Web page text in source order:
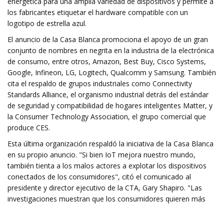
los fabricantes etiquetar el hardware compatible con un
logotipo de estrella azul.
El anuncio de la Casa Blanca promociona el apoyo de un gran
conjunto de nombres en negrita en la industria de la electrónica
de consumo, entre otros, Amazon, Best Buy, Cisco Systems,
Google, Infineon, LG, Logitech, Qualcomm y Samsung. También
cita el respaldo de grupos industriales como Connectivity
Standards Alliance, el organismo industrial detrás del estándar
de seguridad y compatibilidad de hogares inteligentes Matter, y
la Consumer Technology Association, el grupo comercial que
produce CES.
Esta última organización respaldó la iniciativa de la Casa Blanca
en su propio anuncio. "Si bien IoT mejora nuestro mundo,
también tienta a los malos actores a explotar los dispositivos
conectados de los consumidores", citó el comunicado al
presidente y director ejecutivo de la CTA, Gary Shapiro. "Las
investigaciones muestran que los consumidores quieren más